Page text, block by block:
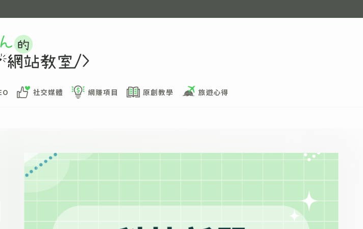
社交媒體 網賺項目 原創教學 旅遊心得